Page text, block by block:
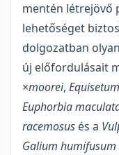
mentén létrejövő
lehetőséget
dolgozatban
új előfordulásait
×moorei,
Euphorbia
racemosus és a
Galium humifusum